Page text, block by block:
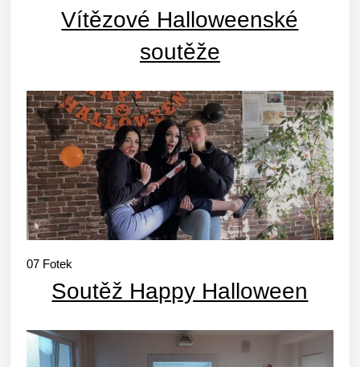
Vítězové Halloweenské
soutěže
07 Fotek
Soutěž Happy Halloween